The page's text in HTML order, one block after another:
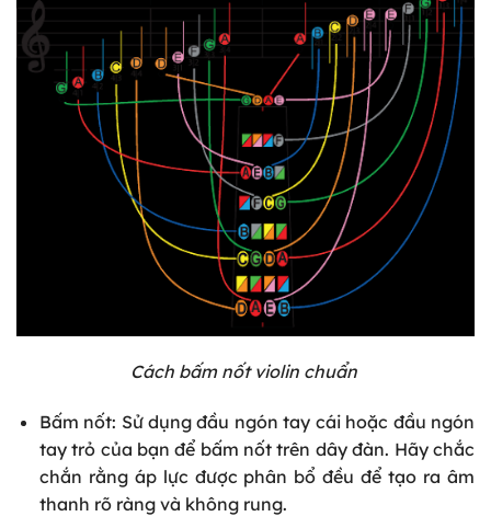
Cách bấm nốt violin chuẩn
Bấm nốt: Sử dụng đầu ngón tay cái hoặc đầu ngón
tay trỏ của bạn để bấm nốt trên dây đàn. Hãy chắc
chắn rằng áp lực được phân bổ đều để tạo ra âm
thanh rõ ràng và không rung.